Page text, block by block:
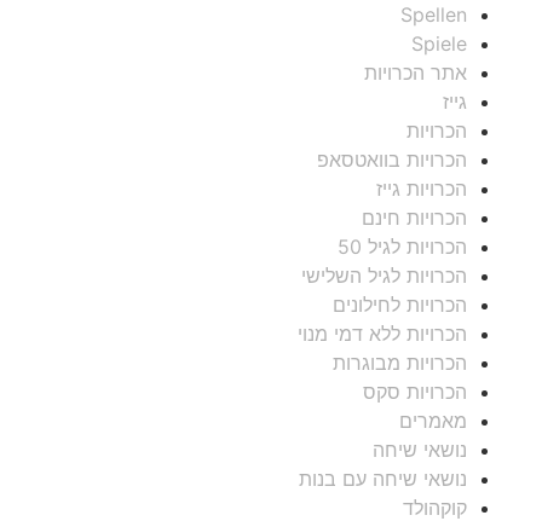
Spellen
Spiele
אתר הכרויות
גייז
הכרויות
הכרויות בוואטסאפ
הכרויות גייז
הכרויות חינם
הכרויות לגיל 50
הכרויות לגיל השלישי
הכרויות לחילונים
הכרויות ללא דמי מנוי
הכרויות מבוגרות
הכרויות סקס
מאמרים
נושאי שיחה
נושאי שיחה עם בנות
קוקהולד